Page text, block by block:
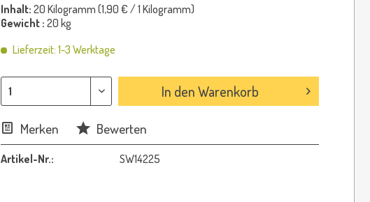
Inhalt: 20 Kilogramm (1,90 € / 1 Kilogramm)
Gewicht : 20 kg
Lieferzeit: 1-3 Werktage
In denWarenkorb
Merken Bewerten
Artikel-Nr.: SW14225